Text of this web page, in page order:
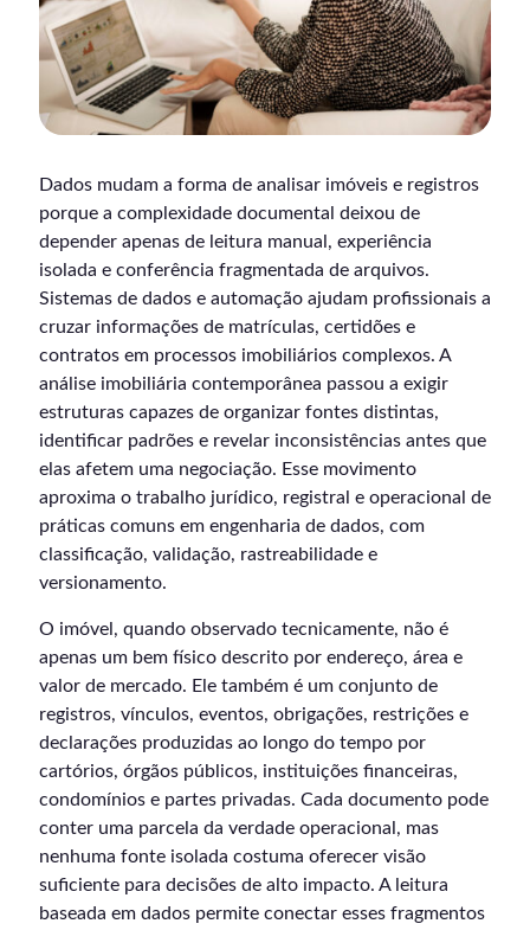
Dados mudam a forma de analisar imóveis e registros
porque a complexidade documental deixou de
depender apenas de leitura manual, experiência
isolada e conferência fragmentada de arquivos.
Sistemas de dados e automação ajudam profissionais a
cruzar informações de matrículas, certidões e
contratos em processos imobiliários complexos. A
análise imobiliária contemporânea passou a exigir
estruturas capazes de organizar fontes distintas,
identificar padrões e revelar inconsistências antes que
elas afetem uma negociação. Esse movimento
aproxima o trabalho jurídico, registral e operacional de
práticas comuns em engenharia de dados, com
classificação, validação, rastreabilidade e
versionamento.
O imóvel, quando observado tecnicamente, não é
apenas um bem físico descrito por endereço, área e
valor de mercado. Ele também é um conjunto de
registros, vínculos, eventos, obrigações, restrições e
declarações produzidas ao longo do tempo por
cartórios, órgãos públicos, instituições financeiras,
condomínios e partes privadas. Cada documento pode
conter uma parcela da verdade operacional, mas
nenhuma fonte isolada costuma oferecer visão
suficiente para decisões de alto impacto. A leitura
baseada em dados permite conectar esses fragmentos